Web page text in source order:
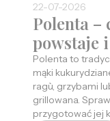
22-07-2026
Polenta –
powstaje
Polenta to
mąki
ragù, grzybami
grillowana.
przygotować jej